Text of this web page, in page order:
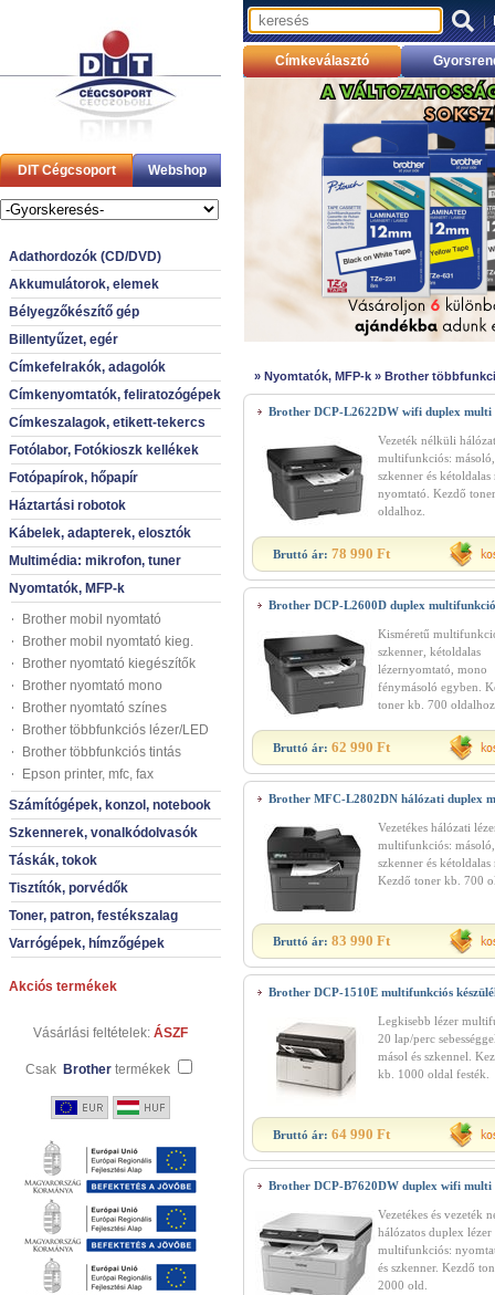
DIT Cégcsoport Webshop
Adathordozók (CD/DVD)
Akkumulátorok, elemek
Bélyegzőkészítő gép
Billentyűzet, egér
Címkefelrakók, adagolók
Címkenyomtatók, feliratozógépek
Címkeszalagok, etikett-tekercs
Fotólabor, Fotókioszk kellékek
Fotópapírok, hőpapír
Háztartási robotok
Kábelek, adapterek, elosztók
Multimédia: mikrofon, tuner
Nyomtatók, MFP-k
Brother mobil nyomtató
Brother mobil nyomtató kieg.
Brother nyomtató kiegészítők
Brother nyomtató mono
Brother nyomtató színes
Brother többfunkciós lézer/LED
Brother többfunkciós tintás
Epson printer, mfc, fax
Számítógépek, konzol, notebook
Szkennerek, vonalkódolvasók
Táskák, tokok
Tisztítók, porvédők
Toner, patron, festékszalag
Varrógépek, hímzőgépek
Akciós termékek
Vásárlási feltételek: ÁSZF
Csak Brother termékek
|
Címkeválasztó
» Nyomtatók, MFP-k » Brother
Brother DCP-L2622DW wifi duplex multi
Vezeték nélküli
multifunkciós: másoló,
szkenner és kétoldalas
nyomtató. Kezdő
oldalhoz.
Bruttó ár: 78 990 Ft
Brother DCP-L2600D duplex
Kisméretű
szkenner, kétoldalas
lézernyomtató, mono
fénymásoló egyben.
toner kb. 700
Bruttó ár: 62 990 Ft
Brother MFC-L2802DN hálózati duplex
Vezetékes hálózati
multifunkciós:
szkenner és
Kezdő toner kb. 700
Bruttó ár: 83 990 Ft
Brother DCP-1510E multifunkciós
Legkisebb lézer
20 lap/perc
másol és szkennel.
kb. 1000 oldal festék.
Bruttó ár: 64 990 Ft
Brother DCP-B7620DW duplex wifi multi
Vezetékes és vezeték
hálózatos duplex lézer
multifunkciós:
és szkenner. Kezdő
2000 old.